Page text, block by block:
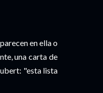
en ella o
una carta de
"esta lista